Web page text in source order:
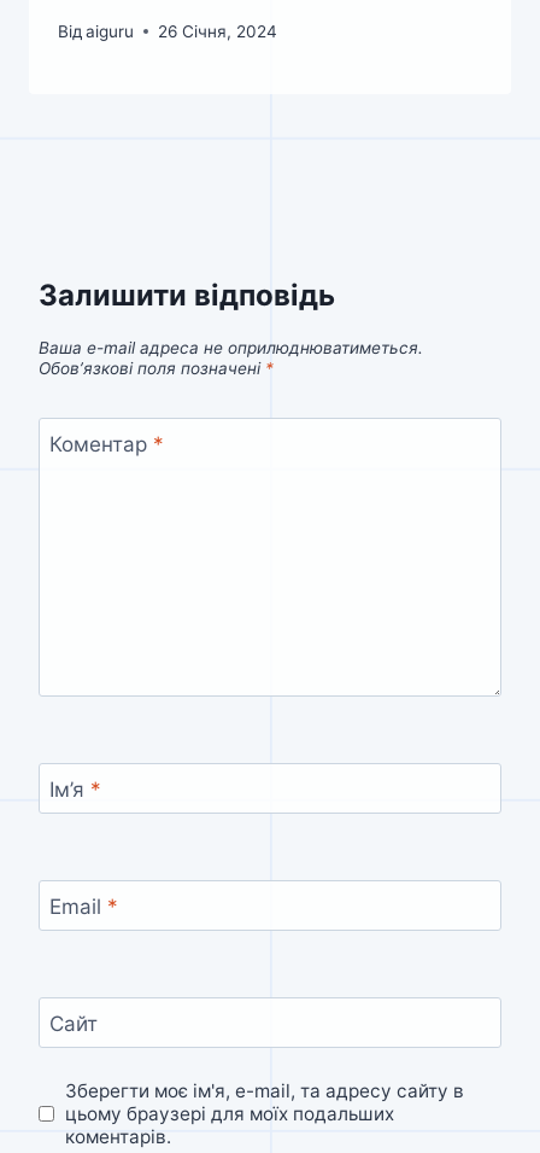
Від aiguru 26 Січня, 2024
Залишити відповідь
Ваша e-mail адреса не оприлюднюватиметься.
Обов’язкові поля позначені *
Коментар *
Ім’я *
Email *
Сайт
Зберегти моє ім'я, e-mail, та адресу сайту в
цьому браузері для моїх подальших
коментарів.